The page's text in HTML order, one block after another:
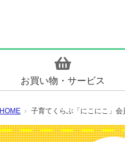
お買い物・ サービス
HOME 子育てくらぶ「にこにこ」